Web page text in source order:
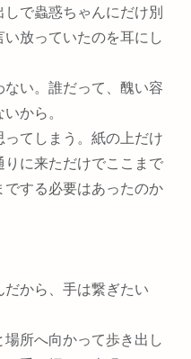
で蟲惑ちゃんにだけ別
放っていたのを耳にし
い。誰だって、醜い容
から。
てしまう。紙の上だけ
に来ただけでここまで
する必要はあったのか
だから、手は繋ぎたい
所へ向かって歩き出し